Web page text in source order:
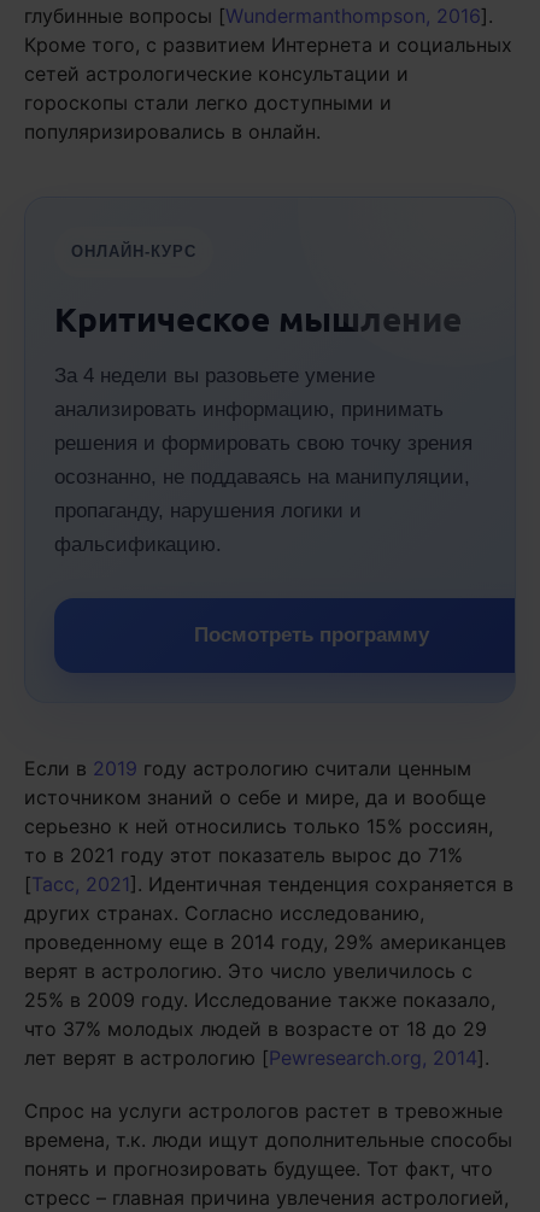
глубинные вопросы [Wundermanthompson, 2016].
Кроме того, с развитием Интернета и социальных
сетей астрологические консультации и
гороскопы стали легко доступными и
популяризировались в онлайн.
ОНЛАЙН-КУРС
Критическое мышление
За 4 недели вы разовьете умение
анализировать информацию, принимать
решения и формировать свою точку зрения
осознанно, не поддаваясь на манипуляции,
пропаганду, нарушения логики и
фальсификацию.
Посмотреть программу
Если в 2019 году астрологию считали ценным
источником знаний о себе и мире, да и вообще
серьезно к ней относились только 15% россиян,
то в 2021 году этот показатель вырос до 71%
[Тасс, 2021]. Идентичная тенденция сохраняется в
других странах. Согласно исследованию,
проведенному еще в 2014 году, 29% американцев
верят в астрологию. Это число увеличилось с
25% в 2009 году. Исследование также показало,
что 37% молодых людей в возрасте от 18 до 29
лет верят в астрологию [Pewresearch.org, 2014].
Спрос на услуги астрологов растет в тревожные
времена, т.к. люди ищут дополнительные способы
понять и прогнозировать будущее. Тот факт, что
стресс – главная причина увлечения астрологией,